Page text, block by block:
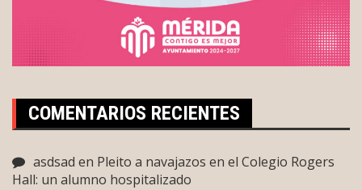
COMENTARIOS RECIENTES
asdsad en Pleito a navajazos en el Colegio Rogers
Hall: un alumno hospitalizado